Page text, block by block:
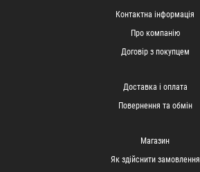
Контактна інформація
Про компанію
Договір з покупцем
Доставка і оплата
Повернення та обмін
Магазин
Як здійснити замовлення